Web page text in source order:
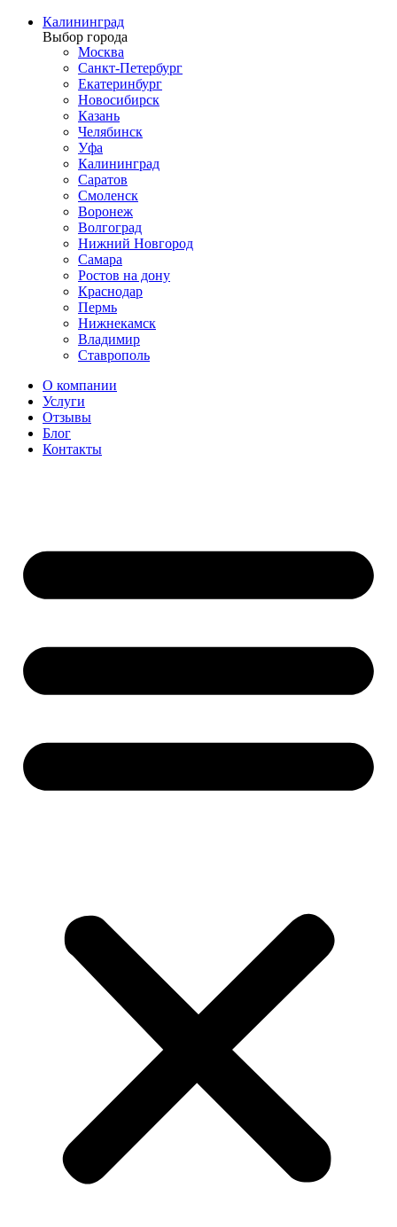
Калининград
Выбор города
Москва
Санкт-Петербург
Екатеринбург
Новосибирск
Казань
Челябинск
Уфа
Калининград
Саратов
Смоленск
Воронеж
Волгоград
Нижний Новгород
Самара
Ростов на дону
Краснодар
Пермь
Нижнекамск
Владимир
Ставрополь
О компании
Услуги
Отзывы
Блог
Контакты